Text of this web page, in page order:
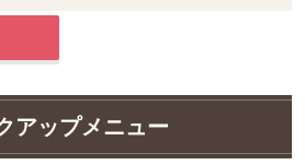
アップメニュー